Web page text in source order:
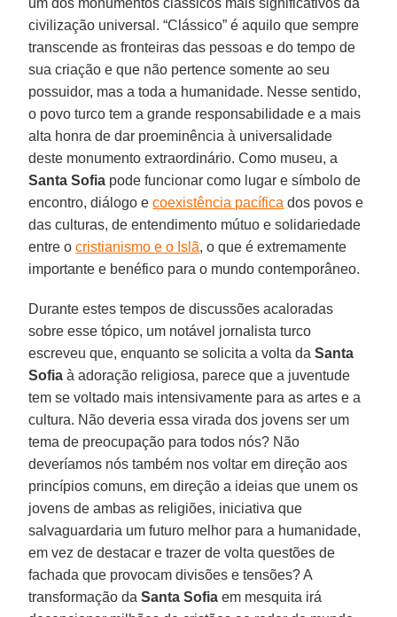
civilização universal. “Clássico” é aquilo que sempre
transcende as fronteiras das pessoas e do tempo de
sua criação e que não pertence somente ao seu
possuidor, mas a toda a humanidade. Nesse sentido,
o povo turco tem a grande responsabilidade e a mais
alta honra de dar proeminência à universalidade
deste monumento extraordinário. Como museu, a
Santa Sofia pode funcionar como lugar e símbolo de
encontro, diálogo ecoexistência pacífica dos povos e
das culturas, de entendimento mútuo e solidariedade
entre ocristianismo e o Islã, o que é extremamente
importante e benéfico para o mundo contemporâneo.
Durante estes tempos de discussões acaloradas
sobre esse tópico, um notável jornalista turco
escreveu que, enquanto se solicita a volta daSanta
Sofia à adoração religiosa, parece que a juventude
tem se voltado mais intensivamente para as artes e a
cultura. Não deveria essa virada dos jovens ser um
tema de preocupação para todos nós? Não
deveríamos nós também nos voltar em direção aos
princípios comuns, em direção a ideias que unem os
jovens de ambas as religiões, iniciativa que
salvaguardaria um futuro melhor para a humanidade,
em vez de destacar e trazer de volta questões de
fachada que provocam divisões e tensões? A
transformação daSanta Sofia em mesquita irá